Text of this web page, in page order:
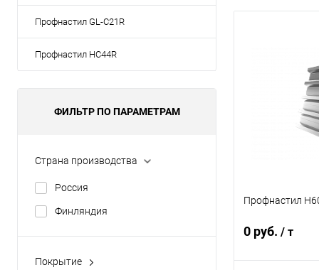
Профнастил GL-С21R
Профнастил НС44R
ФИЛЬТР ПО ПАРАМЕТРАМ
Страна производства
Россия
Финляндия
Покрытие
Профнастил
0 руб. / т